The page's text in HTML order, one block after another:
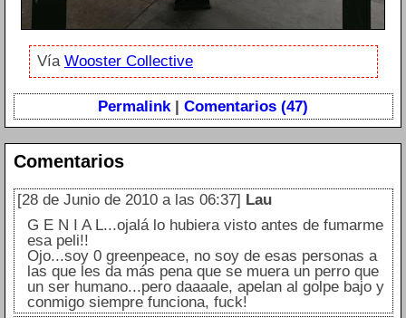
Vía Wooster Collective
Permalink | Comentarios (47)
Comentarios
[28 de Junio de 2010 a las 06:37] Lau
G E N I A L...ojalá lo hubiera visto antes de fumarme
esa peli!!
Ojo...soy 0 greenpeace, no soy de esas personas a
las que les da más pena que se muera un perro que
un ser humano...pero daaaale, apelan al golpe bajo y
conmigo siempre funciona, fuck!